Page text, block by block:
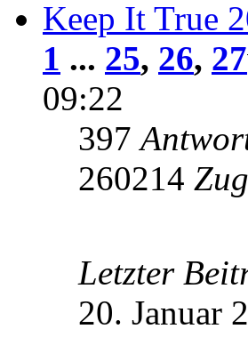
Keep It True
1 ... 25, 26, 27
09:22
397
260214
Letzter
20. Januar